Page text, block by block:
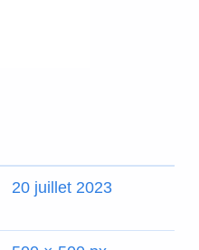
20 juillet 2023